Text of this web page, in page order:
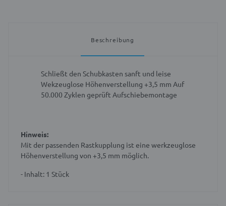
Beschreibung
Schließt den Schubkasten sanft und leise
Wekzeuglose Höhenverstellung +3,5 mm Auf
50.000 Zyklen geprüft Aufschiebemontage
Hinweis:
Mit der passenden Rastkupplung ist eine werkzeuglose
Höhenverstellung von +3,5 mm möglich.
- Inhalt: 1 Stück